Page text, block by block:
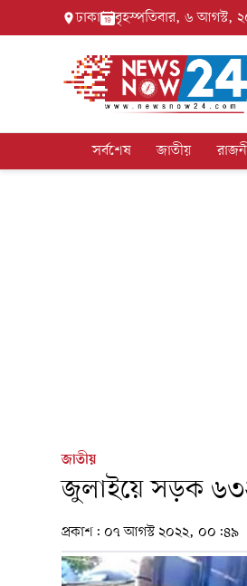
ঢাকা বৃহস্পতিবার, ৬ আগস্ট,
সর্বশেষ জাতীয়
জাতীয়
জুলাইয়ে সড়ক
প্রকাশ: ০৭ আগস্ট ২০২২, ০০:৪৯